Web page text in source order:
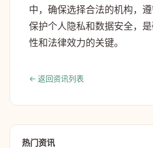
中，确保选择合法的机构，遵
保护个人隐私和数据安全，
性和法律效力的关键。
← 返回资讯列表
热门资讯